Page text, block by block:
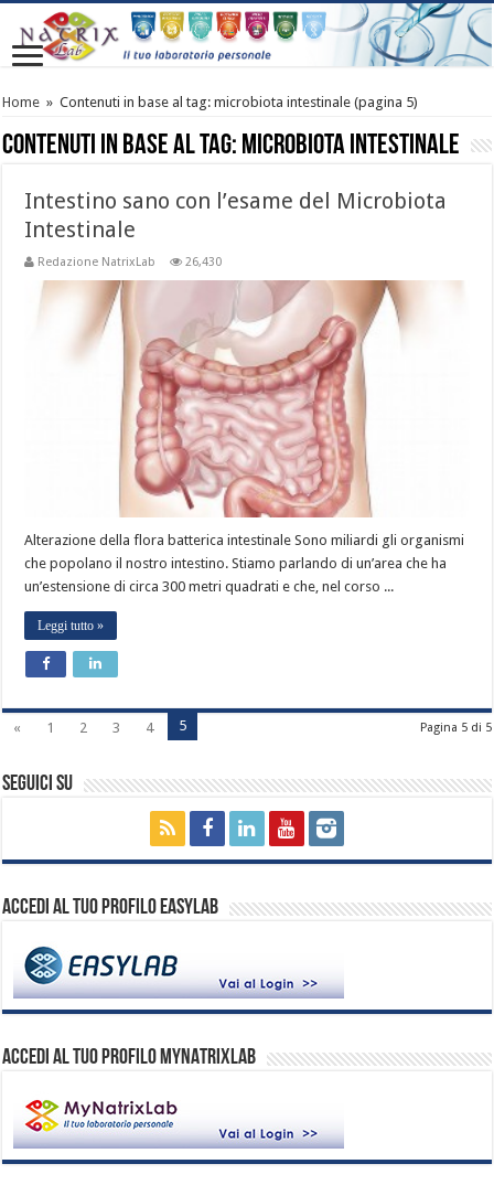
Home » Contenuti in base al tag:microbiota intestinale (pagina 5)
Contenuti in base al tag: microbiota intestinale
Intestino sano con l’esame del Microbiota
Intestinale
Redazione NatrixLab 26,430
Alterazione della flora batterica intestinale Sono miliardi gli organismi
che popolano il nostro intestino. Stiamo parlando di un’area che ha
un’estensione di circa 300 metri quadrati e che, nel corso ...
Leggi tutto »
Pagina 5 di 5
« 1 2 3 4 5
Seguici su
Accedi al tuo profilo EasyLab
ACCEDI AL TUO PROFILO MYNATRIXLAB